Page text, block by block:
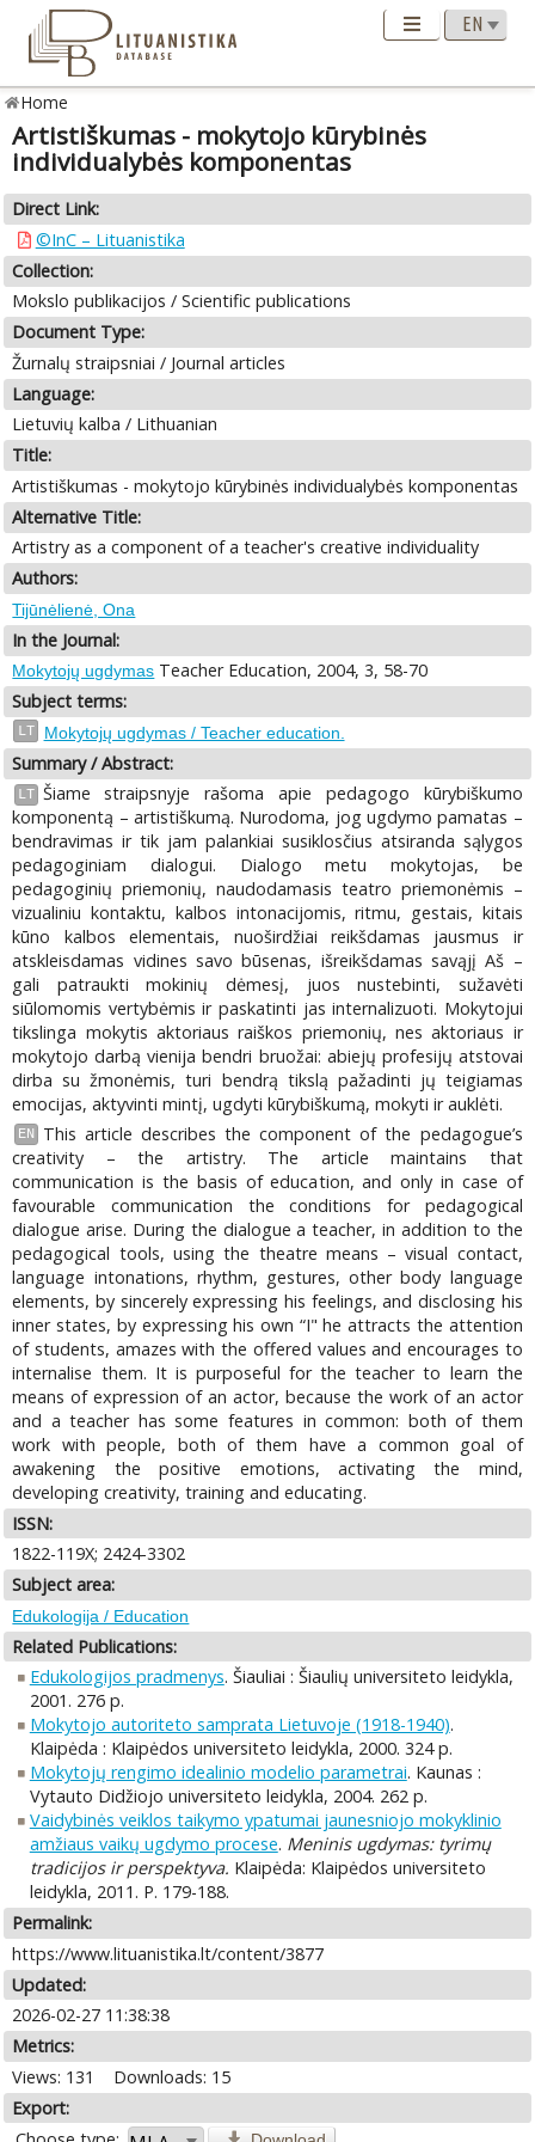
Home
Artistiškumas - mokytojo kūrybinės
individualybės komponentas
Direct Link:
©InC – Lituanistika
Collection:
Mokslo publikacijos / Scientific publications
Document Type:
Žurnalų straipsniai / Journal articles
Language:
Lietuvių kalba / Lithuanian
Title:
Artistiškumas - mokytojo kūrybinės individualybės komponentas
Alternative Title:
Artistry as a component of a teacher's creative individuality
Authors:
Tijūnėlienė, Ona
In the Journal:
Mokytojų ugdymas Teacher Education, 2004, 3, 58-70
Subject terms:
LT Mokytojų ugdymas / Teacher education.
Summary / Abstract:
LT Šiame straipsnyje rašoma apie pedagogo kūrybiškumo
komponentą – artistiškumą. Nurodoma, jog ugdymo pamatas –
bendravimas ir tik jam palankiai susiklosčius atsiranda sąlygos
pedagoginiam dialogui. Dialogo metu mokytojas, be
pedagoginių priemonių, naudodamasis teatro priemonėmis –
vizualiniu kontaktu, kalbos intonacijomis, ritmu, gestais, kitais
kūno kalbos elementais, nuoširdžiai reikšdamas jausmus ir
atskleisdamas vidines savo būsenas, išreikšdamas savąjį Aš –
gali patraukti mokinių dėmesį, juos nustebinti, sužavėti
siūlomomis vertybėmis ir paskatinti jas internalizuoti. Mokytojui
tikslinga mokytis aktoriaus raiškos priemonių, nes aktoriaus ir
mokytojo darbą vienija bendri bruožai: abiejų profesijų atstovai
dirba su žmonėmis, turi bendrą tikslą pažadinti jų teigiamas
emocijas, aktyvinti mintį, ugdyti kūrybiškumą, mokyti ir auklėti.
EN
This article describes the component of the pedagogue’s
creativity – the artistry. The article maintains that
communication is the basis of education, and only in case of
favourable communication the conditions for pedagogical
dialogue arise. During the dialogue a teacher, in addition to the
pedagogical tools, using the theatre means – visual contact,
language intonations, rhythm, gestures, other body language
elements, by sincerely expressing his feelings, and disclosing his
inner states, by expressing his own “I" he attracts the attention
of students, amazes with the offered values and encourages to
internalise them. It is purposeful for the teacher to learn the
means of expression of an actor, because the work of an actor
and a teacher has some features in common: both of them
work with people, both of them have a common goal of
awakening the positive emotions, activating the mind,
developing creativity, training and educating.
ISSN:
1822-119X; 2424-3302
Subject area:
Edukologija / Education
Related Publications:
Edukologijos pradmenys. Šiauliai : Šiaulių universiteto leidykla,
2001. 276 p.
Mokytojo autoriteto samprata Lietuvoje (1918-1940).
Klaipėda : Klaipėdos universiteto leidykla, 2000. 324 p.
Mokytojų rengimo idealinio modelio parametrai. Kaunas :
Vytauto Didžiojo universiteto leidykla, 2004. 262 p.
Vaidybinės veiklos taikymo ypatumai jaunesniojo mokyklinio
amžiaus vaikų ugdymo procese. Meninis ugdymas: tyrimų
tradicijos ir perspektyva. Klaipėda: Klaipėdos universiteto
leidykla, 2011. P. 179-188.
Permalink:
https://www.lituanistika.lt/content/3877
Updated:
2026-02-27 11:38:38
Metrics:
Views: 131
Downloads: 15
Export: